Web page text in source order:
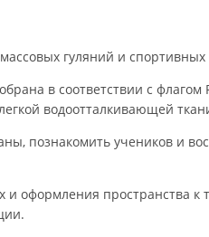
гуляний и
в соответствии с
водоотталкивающей
познакомить учеников и
оформления пространства к